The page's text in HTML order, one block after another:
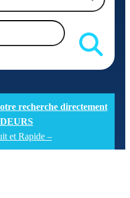
recherche directement
et Rapide –